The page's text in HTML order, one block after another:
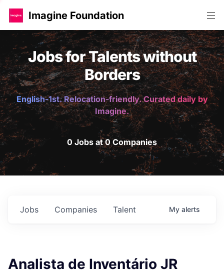
Imagine Foundation
Jobs for Talents without
Borders
English-1st. Relocation-friendly. Curated daily by
Imagine.
0 Jobs at 0 Companies
Jobs Companies Talent My alerts
Analista de Inventário JR